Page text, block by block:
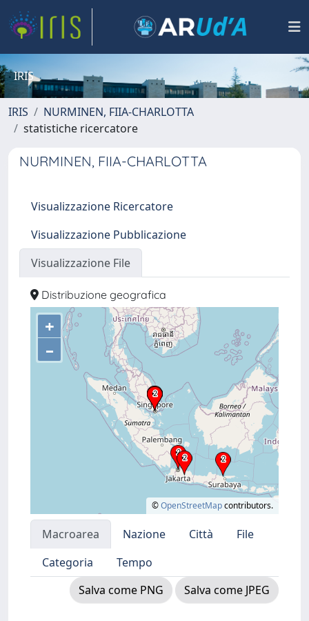
IRIS
IRIS
NURMINEN, FIIA-CHARLOTTA
statistiche ricercatore
NURMINEN, FIIA-CHARLOTTA
Visualizzazione Ricercatore
Visualizzazione Pubblicazione
Visualizzazione File
Distribuzione geografica
+
–
©OpenStreetMapcontributors.
Macroarea Nazione Città
File
Categoria
Tempo
Salva come PNG
Salva come JPEG